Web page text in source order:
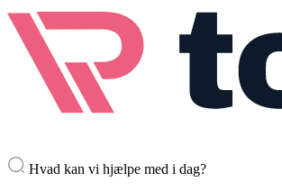
Hvad kan vi hjælpe med i dag?